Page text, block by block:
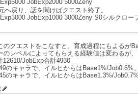
JobExp2000 5000Zeny
へ戻り、話を聞けばクエスト終了。
JobExp1000 3000Zeny S0シルクロー
のクエストをこなすと、育成過程にもよるが
のレベルによってもらえる経験値は変わるが
JobExp合計4930
のキャラで、イルヒからはBase1%/Job0.6%
のキャラで、イルヒからはBase1.3%/